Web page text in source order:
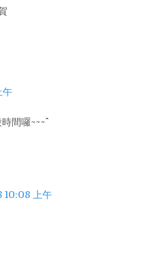
午
間囉~~~^^
上午